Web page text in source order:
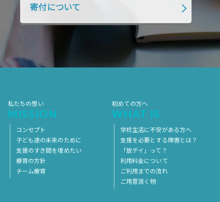
2018年1月 2017年12月
2017年10月 2017年9月 2017年8月
2017年5月
2017年4月
寄付について
私たちの想い
MISSION
コンセプト
子ども達の未来のために
支援のすき間を埋めたい
療育の方針
チーム療育
初めての方へ
WHAT IS
学校生活に不安がある方へ
支援を必要とする障害とは？
「放デイ」って？
利用料金について
ご利用までの流れ
ご用意頂く物